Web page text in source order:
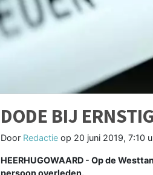
DODE BIJ
Door Redactie op 20 juni 2019, 7:10
HEERHUGOWAARD - Op de
persoon overleden.